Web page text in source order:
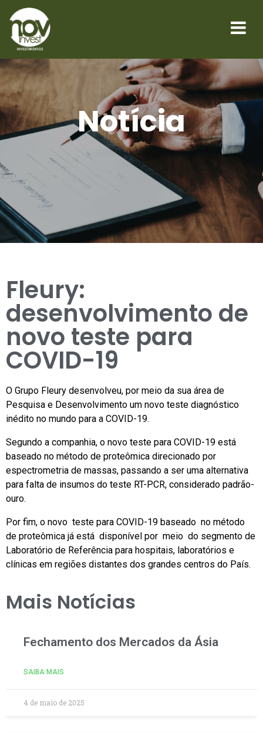
Notícia
Fleury:
desenvolvimento de
novo teste para
COVID-19
O Grupo Fleury desenvolveu, por meio da sua área de
Pesquisa e Desenvolvimento um novo teste diagnóstico
inédito no mundo para a COVID-19.
Segundo a companhia, o novo teste para COVID-19 está
baseado no método de proteômica direcionado por
espectrometria de massas, passando a ser uma alternativa
para falta de insumos do teste RT-PCR, considerado padrão-
ouro.
Por fim, o novo teste para COVID-19 baseado no método
de proteômica já está disponível por meio do segmento de
Laboratório de Referência para hospitais, laboratórios e
clínicas em regiões distantes dos grandes centros do País.
Mais Notícias
Fechamento dos Mercados da Ásia
SAIBA MAIS
4 de maio de 2025